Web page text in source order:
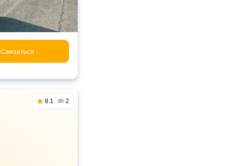
Связаться
8.1 2